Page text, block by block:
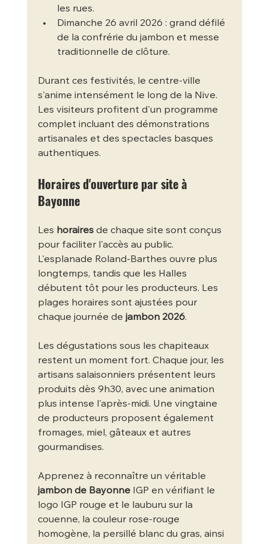
les rues.
Dimanche 26 avril 2026 : grand défilé
de la confrérie du jambon et messe
traditionnelle de clôture.
Durant ces festivités, le centre-ville
s'anime intensément le long de la Nive.
Les visiteurs profitent d'un programme
complet incluant des démonstrations
artisanales et des spectacles basques
authentiques.
Horaires d'ouverture par site à
Bayonne
Les horaires de chaque site sont conçus
pour faciliter l'accès au public.
L'esplanade Roland-Barthes ouvre plus
longtemps, tandis que les Halles
débutent tôt pour les producteurs. Les
plages horaires sont ajustées pour
chaque journée de jambon 2026.
Les dégustations sous les chapiteaux
restent un moment fort. Chaque jour, les
artisans salaisonniers présentent leurs
produits dès 9h30, avec une animation
plus intense l'après-midi. Une vingtaine
de producteurs proposent également
fromages, miel, gâteaux et autres
gourmandises.
Apprenez à reconnaître un véritable
jambon de Bayonne IGP en vérifiant le
logo IGP rouge et le lauburu sur la
couenne, la couleur rose-rouge
homogène, la persillé blanc du gras, ainsi